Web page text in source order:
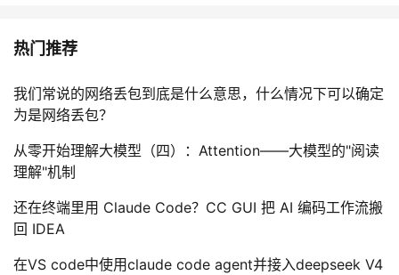
热门推荐
我们常说的网络丢包到底是什么意思，什么情况下可以确定
为是网络丢包？
从零开始理解大模型（四）：Attention——大模型的"阅读
理解"机制
还在终端里用 Claude Code？CC GUI 把 AI 编码工作流搬
回 IDEA
在VS code中使用claude code agent并接入deepseek V4